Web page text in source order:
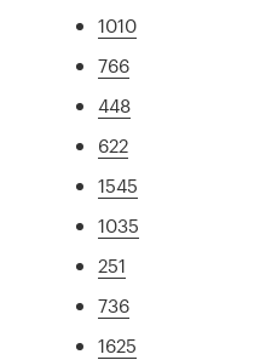
1010
766
448
622
1545
1035
251
736
1625